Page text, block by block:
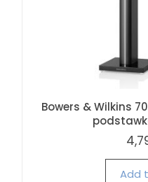
Bowers & Wilkins
Add